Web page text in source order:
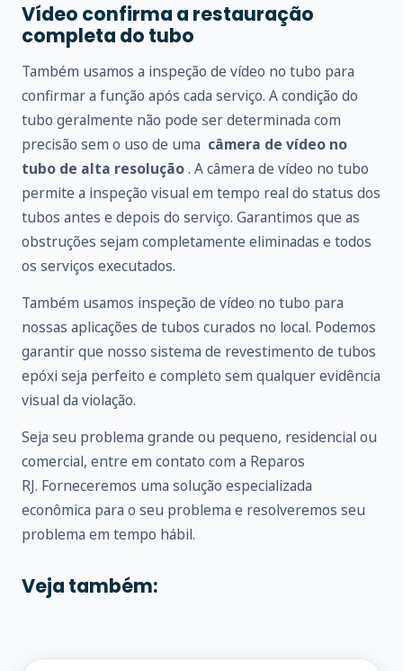
Vídeo confirma a restauração
completa do tubo
Também usamos a inspeção de vídeo no tubo para
confirmar a função após cada serviço. A condição do
tubo geralmente não pode ser determinada com
precisão sem o uso de uma câmera de vídeo no
tubo de alta resolução. A câmera de vídeo no tubo
permite a inspeção visual em tempo real do status dos
tubos antes e depois do serviço. Garantimos que as
obstruções sejam completamente eliminadas e todos
os serviços executados.
Também usamos inspeção de vídeo no tubo para
nossas aplicações de tubos curados no local. Podemos
garantir que nosso sistema de revestimento de tubos
epóxi seja perfeito e completo sem qualquer evidência
visual da violação.
Seja seu problema grande ou pequeno, residencial ou
comercial, entre em contato com a Reparos
RJ. Forneceremos uma solução especializada
econômica para o seu problema e resolveremos seu
problema em tempo hábil.
Veja também: